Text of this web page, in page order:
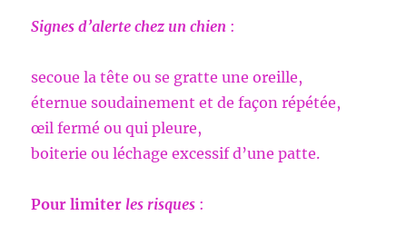
Signes d’alerte chez un chien :
secoue la tête ou se gratte une oreille,
éternue soudainement et de façon répétée,
œil fermé ou qui pleure,
boiterie ou léchage excessif d’une patte.
Pour limiter les risques :